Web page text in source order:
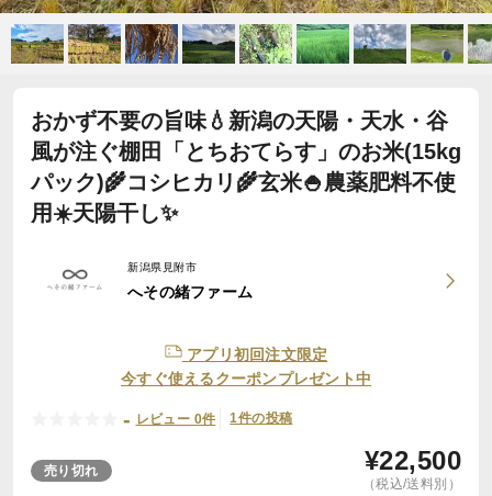
おかず不要の旨味💧新潟の天陽・天水・谷
風が注ぐ棚田「とちおてらす」のお米(15kg
パック)🌾コシヒカリ🌾玄米🍚農薬肥料不使
用☀️天陽干し✨
新潟県見附市
へその緒ファーム
アプリ初回注文限定
今すぐ使えるクーポンプレゼント中
- レビュー 0件 1件の投稿
売り切れ ¥22,500
（税込/送料別）